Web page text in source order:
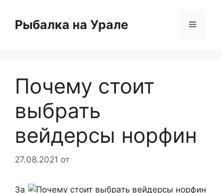
содержимому
Рыбалка на Урале Меню
Почему стоит
выбрать
вейдерсы норфин
27.08.2021 от
За